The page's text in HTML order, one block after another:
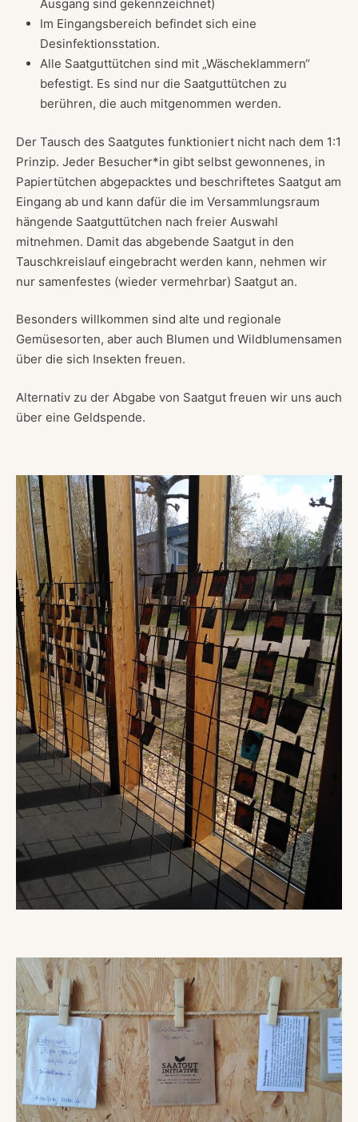
Ausgang sind gekennzeichnet)
Im Eingangsbereich befindet sich eine
Desinfektionsstation.
Alle Saatguttütchen sind mit „Wäscheklammern“
befestigt. Es sind nur die Saatguttütchen zu
berühren, die auch mitgenommen werden.
Der Tausch des Saatgutes funktioniert nicht nach dem 1:1
Prinzip. Jeder Besucher*in gibt selbst gewonnenes, in
Papiertütchen abgepacktes und beschriftetes Saatgut am
Eingang ab und kann dafür die im Versammlungsraum
hängende Saatguttütchen nach freier Auswahl
mitnehmen. Damit das abgebende Saatgut in den
Tauschkreislauf eingebracht werden kann, nehmen wir
nur samenfestes (wieder vermehrbar) Saatgut an.
Besonders willkommen sind alte und regionale
Gemüsesorten, aber auch Blumen und Wildblumensamen
über die sich Insekten freuen.
Alternativ zu der Abgabe von Saatgut freuen wir uns auch
über eine Geldspende.